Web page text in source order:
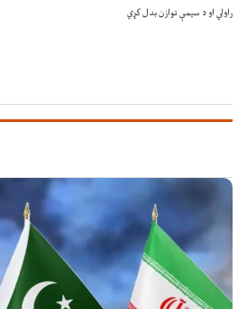
راولي او د سیمې توازن بدل کړي